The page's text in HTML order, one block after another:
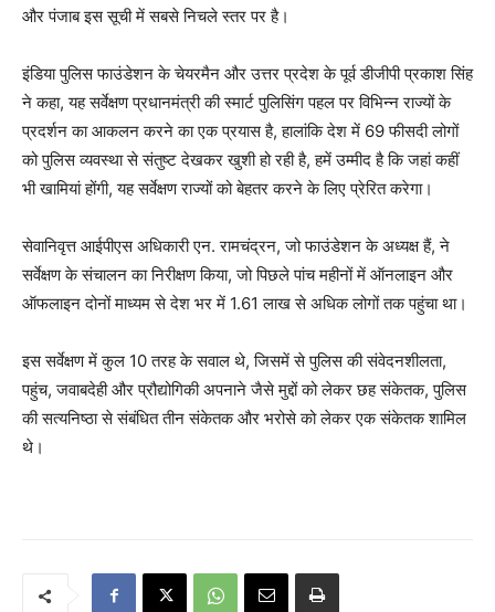
और पंजाब इस सूची में सबसे निचले स्तर पर है।
इंडिया पुलिस फाउंडेशन के चेयरमैन और उत्तर प्रदेश के पूर्व डीजीपी प्रकाश सिंह
ने कहा, यह सर्वेक्षण प्रधानमंत्री की स्मार्ट पुलिसिंग पहल पर विभिन्न राज्यों के
प्रदर्शन का आकलन करने का एक प्रयास है, हालांकि देश में 69 फीसदी लोगों
को पुलिस व्यवस्था से संतुष्ट देखकर खुशी हो रही है, हमें उम्मीद है कि जहां कहीं
भी खामियां होंगी, यह सर्वेक्षण राज्यों को बेहतर करने के लिए प्रेरित करेगा।
सेवानिवृत्त आईपीएस अधिकारी एन. रामचंद्रन, जो फाउंडेशन के अध्यक्ष हैं, ने
सर्वेक्षण के संचालन का निरीक्षण किया, जो पिछले पांच महीनों में ऑनलाइन और
ऑफलाइन दोनों माध्यम से देश भर में 1.61 लाख से अधिक लोगों तक पहुंचा था।
इस सर्वेक्षण में कुल 10 तरह के सवाल थे, जिसमें से पुलिस की संवेदनशीलता,
पहुंच, जवाबदेही और प्रौद्योगिकी अपनाने जैसे मुद्दों को लेकर छह संकेतक, पुलिस
की सत्यनिष्ठा से संबंधित तीन संकेतक और भरोसे को लेकर एक संकेतक शामिल
थे।